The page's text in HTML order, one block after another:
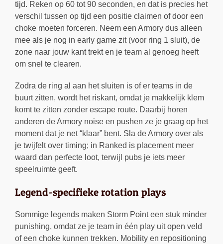
tijd. Reken op 60 tot 90 seconden, en dat is precies het
verschil tussen op tijd een positie claimen of door een
choke moeten forceren. Neem een Armory dus alleen
mee als je nog in early game zit (voor ring 1 sluit), de
zone naar jouw kant trekt en je team al genoeg heeft
om snel te clearen.
Zodra de ring al aan het sluiten is of er teams in de
buurt zitten, wordt het riskant, omdat je makkelijk klem
komt te zitten zonder escape route. Daarbij horen
anderen de Armory noise en pushen ze je graag op het
moment dat je net “klaar” bent. Sla de Armory over als
je twijfelt over timing; in Ranked is placement meer
waard dan perfecte loot, terwijl pubs je iets meer
speelruimte geeft.
Legend-specifieke rotation plays
Sommige legends maken Storm Point een stuk minder
punishing, omdat ze je team in één play uit open veld
of een choke kunnen trekken. Mobility en repositioning